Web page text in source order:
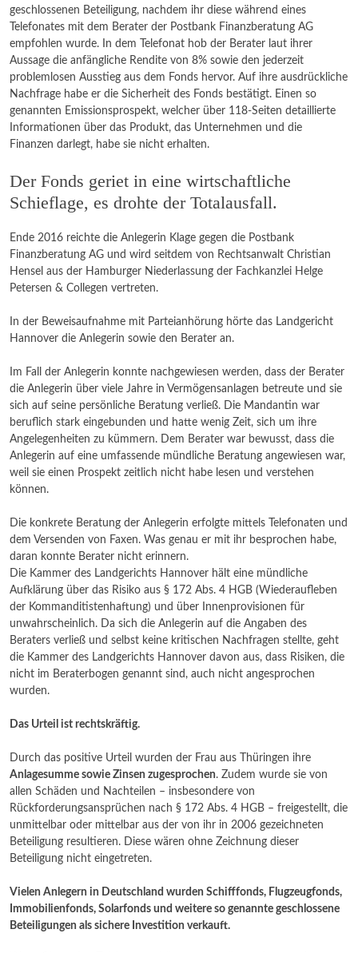
geschlossenen Beteiligung, nachdem ihr diese während eines
Telefonates mit dem Berater der Postbank Finanzberatung AG
empfohlen wurde. In dem Telefonat hob der Berater laut ihrer
Aussage die anfängliche Rendite von 8% sowie den jederzeit
problemlosen Ausstieg aus dem Fonds hervor. Auf ihre ausdrückliche
Nachfrage habe er die Sicherheit des Fonds bestätigt. Einen so
genannten Emissionsprospekt, welcher über 118-Seiten detaillierte
Informationen über das Produkt, das Unternehmen und die
Finanzen darlegt, habe sie nicht erhalten.
Der Fonds geriet in eine wirtschaftliche
Schieflage, es drohte der Totalausfall.
Ende 2016 reichte die Anlegerin Klage gegen die Postbank
Finanzberatung AG und wird seitdem von Rechtsanwalt Christian
Hensel aus der Hamburger Niederlassung der Fachkanzlei Helge
Petersen & Collegen vertreten.
In der Beweisaufnahme mit Parteianhörung hörte das Landgericht
Hannover die Anlegerin sowie den Berater an.
Im Fall der Anlegerin konnte nachgewiesen werden, dass der Berater
die Anlegerin über viele Jahre in Vermögensanlagen betreute und sie
sich auf seine persönliche Beratung verließ. Die Mandantin war
beruflich stark eingebunden und hatte wenig Zeit, sich um ihre
Angelegenheiten zu kümmern. Dem Berater war bewusst, dass die
Anlegerin auf eine umfassende mündliche Beratung angewiesen war,
weil sie einen Prospekt zeitlich nicht habe lesen und verstehen
können.
Die konkrete Beratung der Anlegerin erfolgte mittels Telefonaten und
dem Versenden von Faxen. Was genau er mit ihr besprochen habe,
daran konnte Berater nicht erinnern.
Die Kammer des Landgerichts Hannover hält eine mündliche
Aufklärung über das Risiko aus § 172 Abs. 4 HGB (Wiederaufleben
der Kommanditistenhaftung) und über Innenprovisionen für
unwahrscheinlich. Da sich die Anlegerin auf die Angaben des
Beraters verließ und selbst keine kritischen Nachfragen stellte, geht
die Kammer des Landgerichts Hannover davon aus, dass Risiken, die
nicht im Beraterbogen genannt sind, auch nicht angesprochen
wurden.
Das Urteil ist rechtskräftig.
Durch das positive Urteil wurden der Frau aus Thüringen ihre
Anlagesumme sowie Zinsen zugesprochen. Zudem wurde sie von
allen Schäden und Nachteilen – insbesondere von
Rückforderungsansprüchen nach § 172 Abs. 4 HGB – freigestellt, die
unmittelbar oder mittelbar aus der von ihr in 2006 gezeichneten
Beteiligung resultieren. Diese wären ohne Zeichnung dieser
Beteiligung nicht eingetreten.
Vielen Anlegern in Deutschland wurden Schifffonds, Flugzeugfonds,
Immobilienfonds, Solarfonds und weitere so genannte geschlossene
Beteiligungen als sichere Investition verkauft.